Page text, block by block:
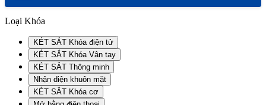
Loại Khóa
KÉT SẮT Khóa điện tử
KÉT SẮT Khóa Vân tay
KÉT SẮT Thông minh
Nhận diện khuôn mặt
KÉT SẮT Khóa cơ